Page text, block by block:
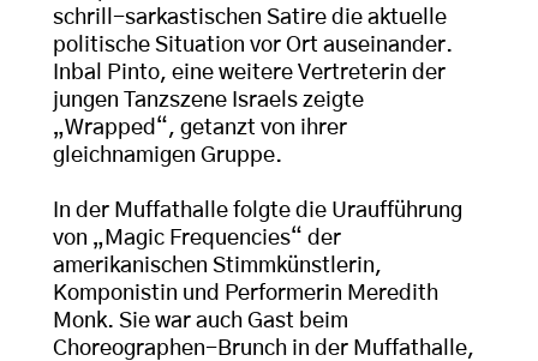
schrill-sarkastischen Satire die aktuelle
politische Situation vor Ort auseinander.
Inbal Pinto, eine weitere Vertreterin der
jungen Tanzszene Israels zeigte
„Wrapped“, getanzt von ihrer
gleichnamigen Gruppe.
In der Muffathalle folgte die Uraufführung
von „Magic Frequencies“ der
amerikanischen Stimmkünstlerin,
Komponistin und Performerin Meredith
Monk. Sie war auch Gast beim
Choreographen-Brunch in der Muffathalle,